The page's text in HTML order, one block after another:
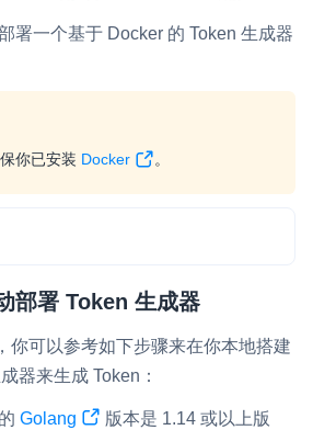
署一个基于 Docker 的 Token 生成器
你已安装 Docker 。
行下列命令来启动 Token 生成
和
部署 Token 生成器
你可以参考如下步骤来在你本地搭建
器来生成 Token：
Golang
版本是 1.14 或以上版